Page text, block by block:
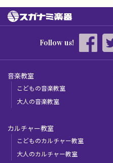
Follow us!
音楽教室
こどもの音楽教室
大人の音楽教室
カルチャー教室
こどものカルチャー教室
大人のカルチャー教室